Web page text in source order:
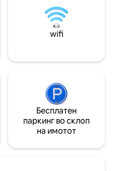
има
тишината.
камп! ✨🏠
wifi
Бесплатен
паркинг во склоп
на имотот